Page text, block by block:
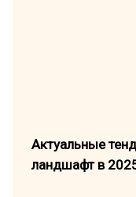
Актуальные
ландшафт в